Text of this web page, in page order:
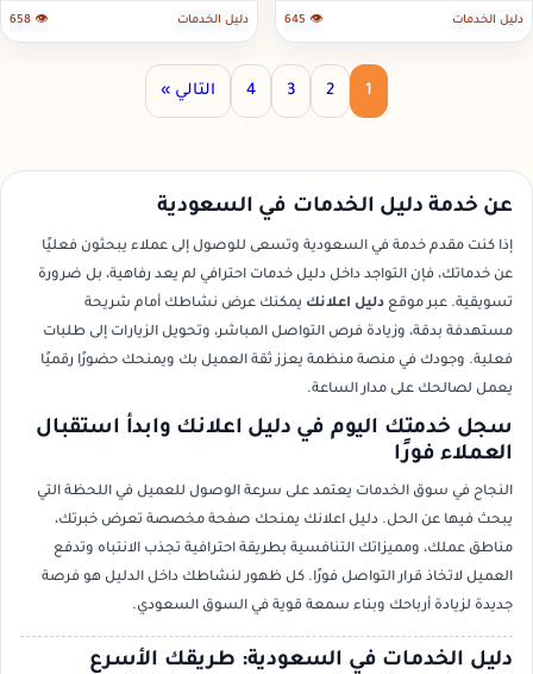
دليل الخدمات 👁 645 دليل الخدمات 👁 658
1
2
3
4 التالي »
عن خدمة دليل الخدمات في السعودية
إذا كنت مقدم خدمة في السعودية وتسعى للوصول إلى عملاء يبحثون فعليًا
عن خدماتك، فإن التواجد داخل دليل خدمات احترافي لم يعد رفاهية، بل ضرورة
تسويقية. عبر موقع دليل اعلانك يمكنك عرض نشاطك أمام شريحة
مستهدفة بدقة، وزيادة فرص التواصل المباشر، وتحويل الزيارات إلى طلبات
فعلية. وجودك في منصة منظمة يعزز ثقة العميل بك ويمنحك حضورًا رقميًا
يعمل لصالحك على مدار الساعة.
سجل خدمتك اليوم في دليل اعلانك وابدأ استقبال
العملاء فورًا
النجاح في سوق الخدمات يعتمد على سرعة الوصول للعميل في اللحظة التي
يبحث فيها عن الحل. دليل اعلانك يمنحك صفحة مخصصة تعرض خبرتك،
مناطق عملك، ومميزاتك التنافسية بطريقة احترافية تجذب الانتباه وتدفع
العميل لاتخاذ قرار التواصل فورًا. كل ظهور لنشاطك داخل الدليل هو فرصة
جديدة لزيادة أرباحك وبناء سمعة قوية في السوق السعودي.
دليل الخدمات في السعودية: طريقك الأسرع